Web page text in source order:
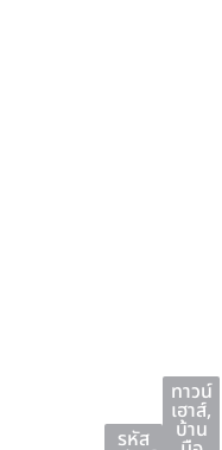
รหัส
ทาวน์
เฮาส์,
บ้าน